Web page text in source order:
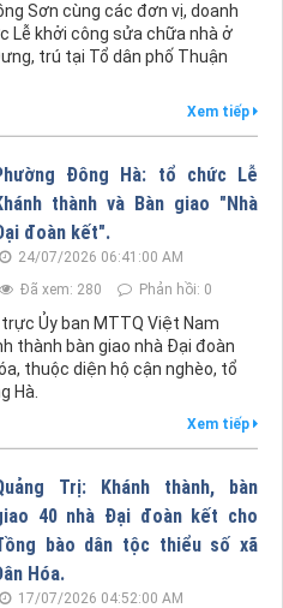
Sơn cùng các đơn vị, doanh
Lễ khởi công sửa chữa nhà ở
trú tại Tổ dân phố Thuận
Xem tiếp
Đông Hà: tổ chức Lễ
thành và Bàn giao "Nhà
đoàn kết".
24/07/2026 06:41:00 AM
Đã xem: 280
Phản hồi: 0
Ủy ban MTTQ Việt Nam
thành bàn giao nhà Đại đoàn
thuộc diện hộ cận nghèo, tổ
Hà.
Xem tiếp
Trị: Khánh thành, bàn
40 nhà Đại đoàn kết cho
bào dân tộc thiểu số xã
Hóa.
17/07/2026 04:52:00 AM